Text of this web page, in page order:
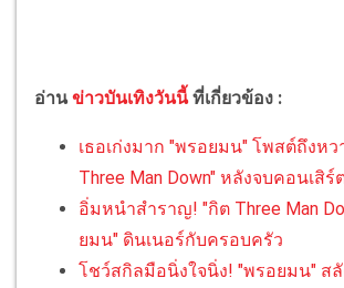
อ่านข่าวบันเทิงวันนี้ ที่เกี่ยวข้อง :
เธอเก่งมาก "พรอยมน" โพสต์ถึงหว
Three Man Down" หลังจบคอนเสิ
อิ่มหนำสำราญ! "กิต Three Man
ยมน" ดินเนอร์กับครอบครัว
โชว์สกิลมือนิ่งใจนิ่ง! "พรอยมน" ส